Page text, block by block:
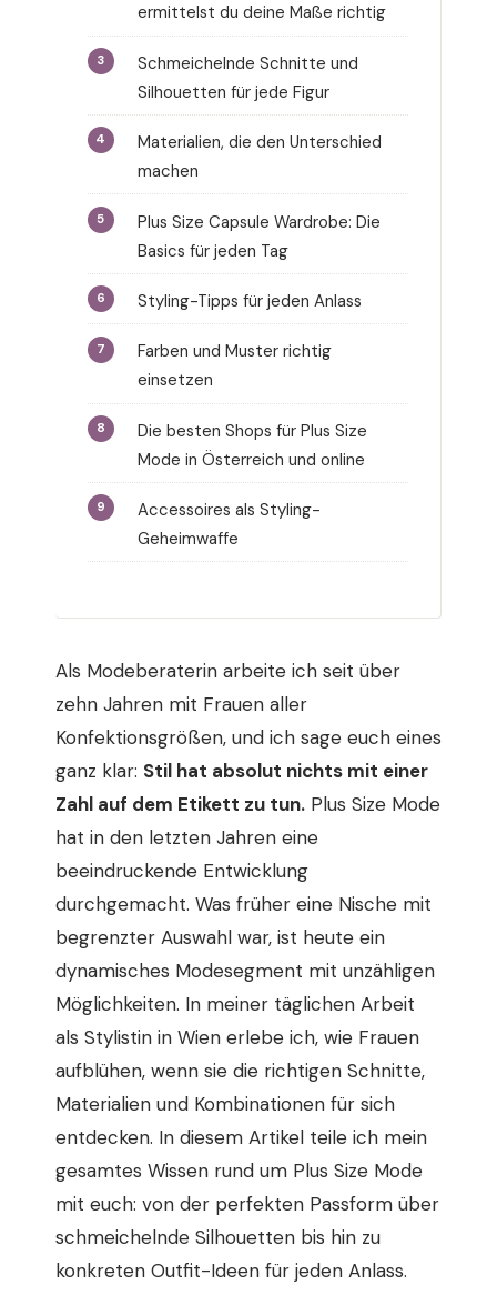
ermittelst du deine Maße richtig
Schmeichelnde Schnitte und
Silhouetten für jede Figur
Materialien, die den Unterschied
machen
Plus Size Capsule Wardrobe: Die
Basics für jeden Tag
Styling-Tipps für jeden Anlass
Farben und Muster richtig
einsetzen
Die besten Shops für Plus Size
Mode in Österreich und online
Accessoires als Styling-
Geheimwaffe
Als Modeberaterin arbeite ich seit über
zehn Jahren mit Frauen aller
Konfektionsgrößen, und ich sage euch eines
ganz klar: Stil hat absolut nichts mit einer
Zahl auf dem Etikett zu tun. Plus Size Mode
hat in den letzten Jahren eine
beeindruckende Entwicklung
durchgemacht. Was früher eine Nische mit
begrenzter Auswahl war, ist heute ein
dynamisches Modesegment mit unzähligen
Möglichkeiten. In meiner täglichen Arbeit
als Stylistin in Wien erlebe ich, wie Frauen
aufblühen, wenn sie die richtigen Schnitte,
Materialien und Kombinationen für sich
entdecken. In diesem Artikel teile ich mein
gesamtes Wissen rund um Plus Size Mode
mit euch: von der perfekten Passform über
schmeichelnde Silhouetten bis hin zu
konkreten Outfit-Ideen für jeden Anlass.